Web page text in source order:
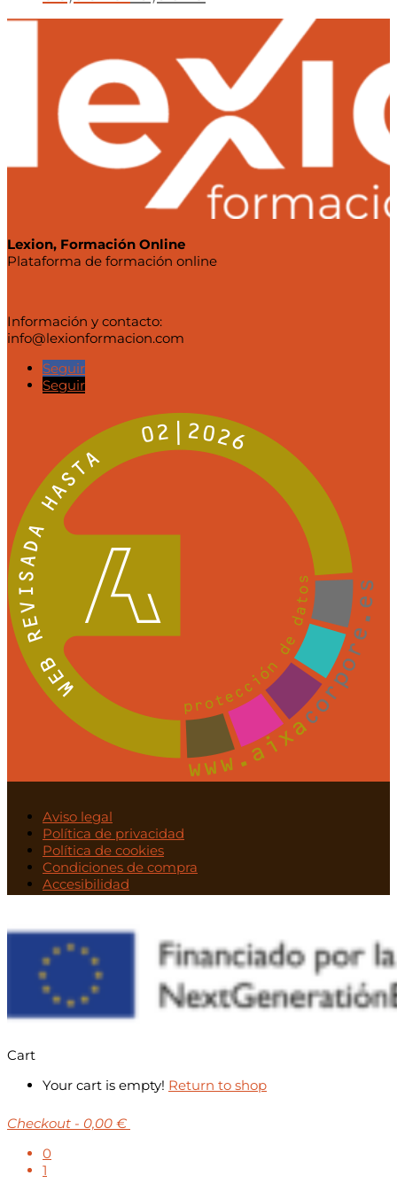
precio
era:
36,50 €.
precio
actual
es:
19,95 €.
Lexion, Formación Online
Plataforma de formación online
Información y contacto:
info@lexionformacion.com
Seguir
Seguir
Aviso legal
Política de privacidad
Política de cookies
Condiciones de compra
Accesibilidad
Cart
Your cart is empty! Return to shop
Checkout - 0,00 €
0
1